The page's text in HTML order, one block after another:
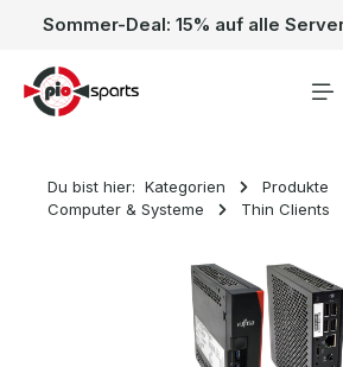
Zum Hauptinhalt springen
Du bist hier: Kategorien
Produkte
Computer & Systeme
Thin Clients
Bildergalerie überspringen